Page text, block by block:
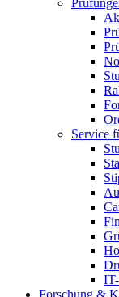
Service
Forschung &